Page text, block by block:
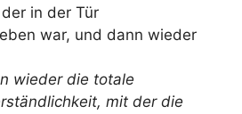
in der Tür
war, und dann wieder
wieder die totale
mit der die